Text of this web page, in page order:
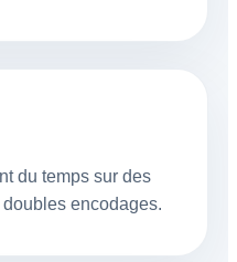
du temps sur des
encodages.